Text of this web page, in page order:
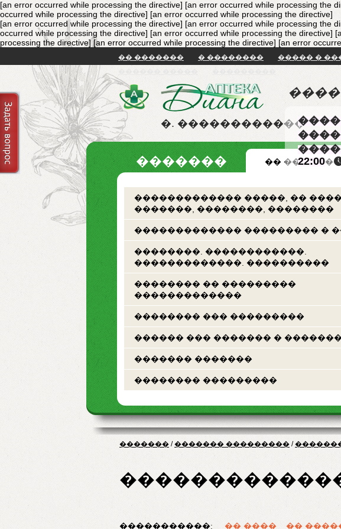
[an error occurred while processing the directive] [an error occurred while processing the
occurred while processing the directive] [an error occurred while processing the directive]
[an error occurred while processing the directive] [an error occurred while processing the
occurred while processing the directive] [an error occurred while processing the directive]
processing the directive][an error occurred while processing the directive] [an error
�� ������� � �������� ����� �
�. ������������
22:00
������� �� �������
������������� �����, ��
�������, ��������, ��������
������������� ��������� �
��������. ������������.
�������������. ����������
�������� �� ���������
�������������
�������� ��� ���������
������ ��� ������� �
������� �������
�������� ���������
������� /������� ��������� /
�����������: �� ���� ��